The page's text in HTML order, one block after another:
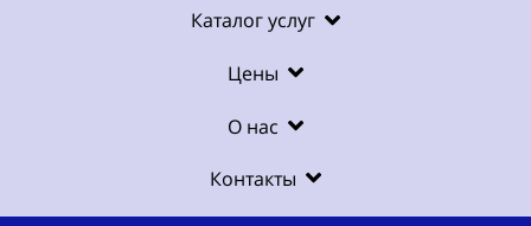
Каталог услуг
Цены
О нас
Контакты